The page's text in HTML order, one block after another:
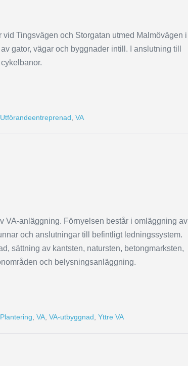
Tingsvägen och Storgatan utmed Malmövägen i
gator, vägar och byggnader intill. I anslutning till
Utförandeentreprenad VA
VA-anläggning. Förnyelsen består i omläggning av
och anslutningar till befintligt ledningssystem.
sättning av kantsten, natursten, betongmarksten,
och belysningsanläggning.
Plantering VA VA-utbyggnad Yttre VA